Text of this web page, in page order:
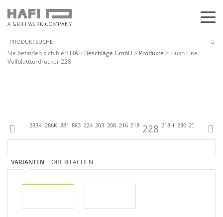
Sie befinden sich hier:HAFI Beschläge GmbH>Produkte>Flush Line
Vollblatttürdrücker 228
245 283K 288K 881 883 224 203 208 216 218 228 218H 230 238 218L
VARIANTEN OBERFLÄCHEN